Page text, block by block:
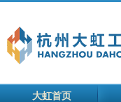
大虹首页